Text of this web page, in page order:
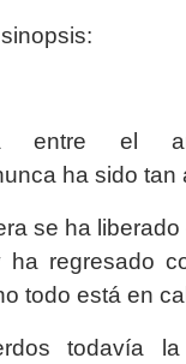
entre el
ha sido
se ha liberado
ha regresado
todo está en
todavía la